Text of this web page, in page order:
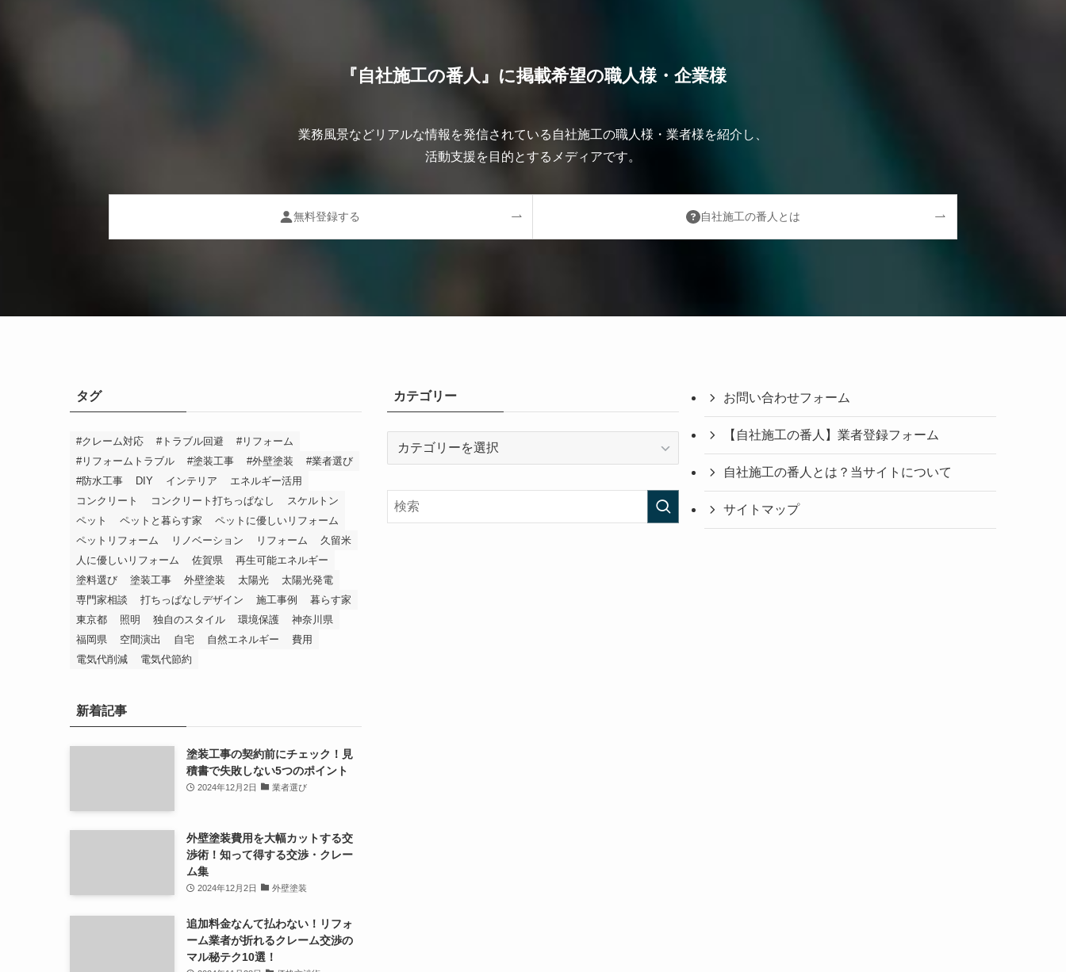
『自社施工の番人』に掲載希望の職人様・企業様
業務風景などリアルな情報を発信されている自社施工の職人様・業者様を紹介し、
活動支援を目的とするメディアです。
無料登録する 自社施工の番人とは
タグ
#クレーム対応 #トラブル回避
#リフォーム
#リフォームトラブル
#塗装工事 #外壁塗装
#業者選び
#防水工事
DIY インテリア
エネルギー活用
コンクリート
コンクリート打ちっぱなし
スケルトン
ペット
ペットと暮らす家
ペットに優しいリフォーム
ペットリフォーム
リノベーション リフォーム
久留米
人に優しいリフォーム
佐賀県
再生可能エネルギー
塗料選び
塗装工事 外壁塗装 太陽光
太陽光発電
専門家相談
打ちっぱなしデザイン 施工事例
暮らす家
東京都
照明 独自のスタイル 環境保護
神奈川県
福岡県
空間演出 自宅 自然エネルギー
費用
電気代削減
電気代節約
新着記事
塗装工事の契約前にチェック！見
積書で失敗しない5つのポイント
2024年12月2日 業者選び
外壁塗装費用を大幅カットする交
渉術！知って得する交渉・クレー
ム集
2024年12月2日 外壁塗装
追加料金なんて払わない！リフォ
ーム業者が折れるクレーム交渉の
マル秘テク10選！
カテゴリー
リ
ー
お問い合わせフォーム
【自社施工の番人】業者登録フォーム
自社施工の番人とは？当サイトについて
サイトマップ